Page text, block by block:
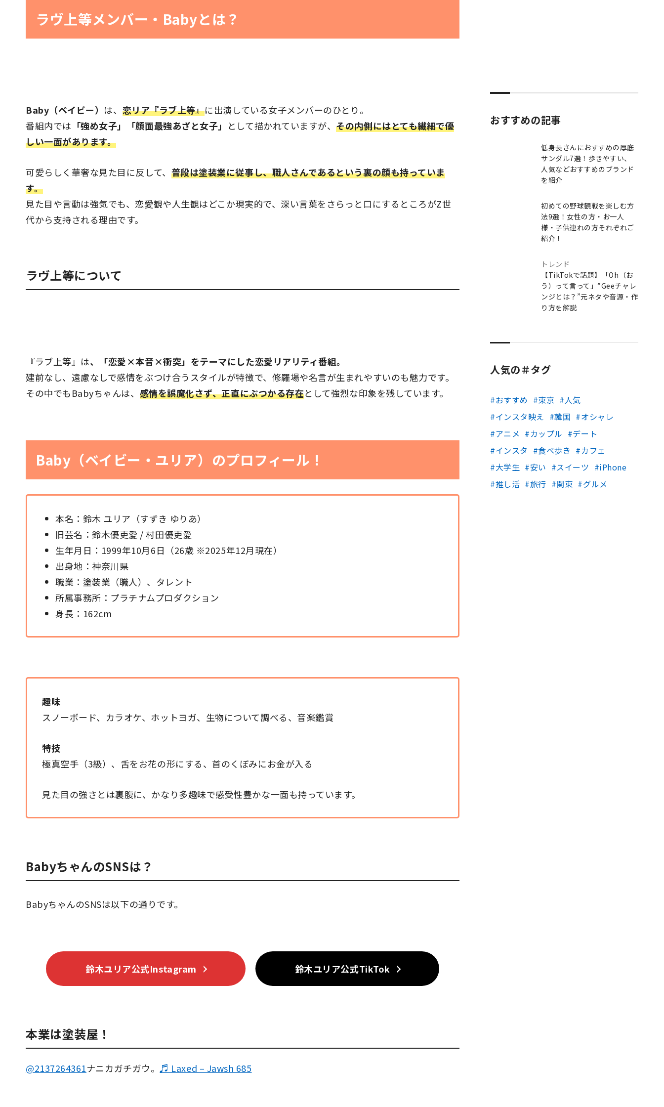
ラヴ上等メンバー・Babyとは？
Baby（ベイビー） は、 恋リア『ラブ上等』に出演している女子メンバーのひとり。
番組内では 「強め女子」「顔面最強あざと女子」 として描かれていますが、その内側にはとても繊細で優
しい一面があります。
可愛らしく華奢な見た目に反して、 普段は塗装業に従事し、職人さんであるという裏の顔も持っていま
す。
見た目や言動は強気でも、恋愛観や人生観はどこか現実的で、深い言葉をさらっと口にするところがZ世
代から支持される理由です。
ラヴ上等について
『ラブ上等』は、「恋愛×本音×衝突」をテーマにした恋愛リアリティ番組。
建前なし、遠慮なしで感情をぶつけ合うスタイルが特徴で、修羅場や名言が生まれやすいのも魅力です。
その中でもBabyちゃんは、 感情を誤魔化さず、正直にぶつかる存在として強烈な印象を残しています。
Baby（ベイビー・ユリア）のプロフィール！
本名：鈴木 ユリア（すずき ゆりあ）
旧芸名：鈴木優吏愛 / 村田優吏愛
生年月日：1999年10月6日（26歳 ※2025年12月現在）
出身地：神奈川県
職業：塗装業（職人）、タレント
所属事務所：プラチナムプロダクション
身長：162cm
趣味
スノーボード、カラオケ、ホットヨガ、生物について調べる、音楽鑑賞
特技
極真空手（3級）、舌をお花の形にする、首のくぼみにお金が入る
見た目の強さとは裏腹に、かなり多趣味で感受性豊かな一面も持っています。
BabyちゃんのSNSは？
BabyちゃんのSNSは以下の通りです。
鈴木ユリア公式Instagram 鈴木ユリア公式TikTok
本業は塗装屋！
@2137264361ナニカガチガウ。 ♬ Laxed – Jawsh 685
おすすめの記事
低身長さんにおすすめの厚底
サンダル7選！歩きやすい、
人気などおすすめのブランド
を紹介
初めての野球観戦を楽しむ方
法9選！女性の方・お一人
様・子供連れの方それぞれご
紹介！
トレンド
【TikTokで話題】「Oh（お
う）って言って」”Geeチャレ
ンジとは？”元ネタや音源・作
り方を解説
人気の＃タグ
おすすめ 東京
人気
インスタ映え
韓国
オシャレ
アニメ
カップル
デート
インスタ
食べ歩き
カフェ
大学生
安い スイーツ
iPhone
推し活
旅行 関東 グルメ